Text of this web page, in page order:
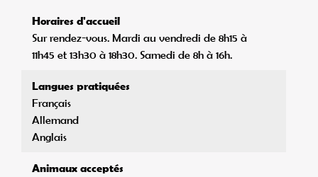
Horaires d'accueil
Sur rendez-vous. Mardi au vendredi de 8h15 à
11h45 et 13h30 à 18h30. Samedi de 8h à 16h.
Langues pratiquées
Français
Allemand
Anglais
Animaux acceptés